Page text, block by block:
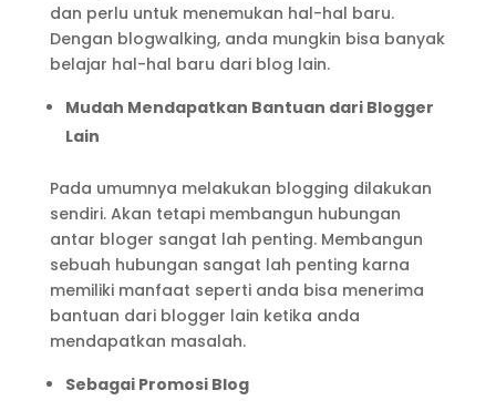
dan perlu untuk menemukan hal-hal baru.
Dengan blogwalking, anda mungkin bisa banyak
belajar hal-hal baru dari blog lain.
Mudah Mendapatkan Bantuan dari Blogger
Lain
Pada umumnya melakukan blogging dilakukan
sendiri. Akan tetapi membangun hubungan
antar bloger sangat lah penting. Membangun
sebuah hubungan sangat lah penting karna
memiliki manfaat seperti anda bisa menerima
bantuan dari blogger lain ketika anda
mendapatkan masalah.
Sebagai Promosi Blog